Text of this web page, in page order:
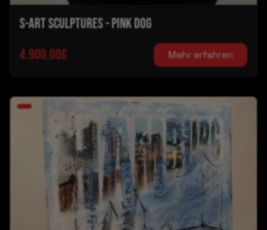
S-ART SCULPTURES - PINK DOG
4.900,00€
Mehr erfahren